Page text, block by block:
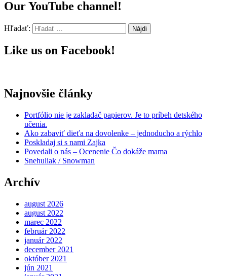
Our YouTube channel!
Hľadať:
Like us on Facebook!
Najnovšie články
Portfólio nie je zakladač papierov. Je to príbeh detského
učenia.
Ako zabaviť dieťa na dovolenke – jednoducho a rýchlo
Poskladaj si s nami Zajka
Povedali o nás – Ocenenie Čo dokáže mama
Snehuliak / Snowman
Archív
august 2026
august 2022
marec 2022
február 2022
január 2022
december 2021
október 2021
jún 2021